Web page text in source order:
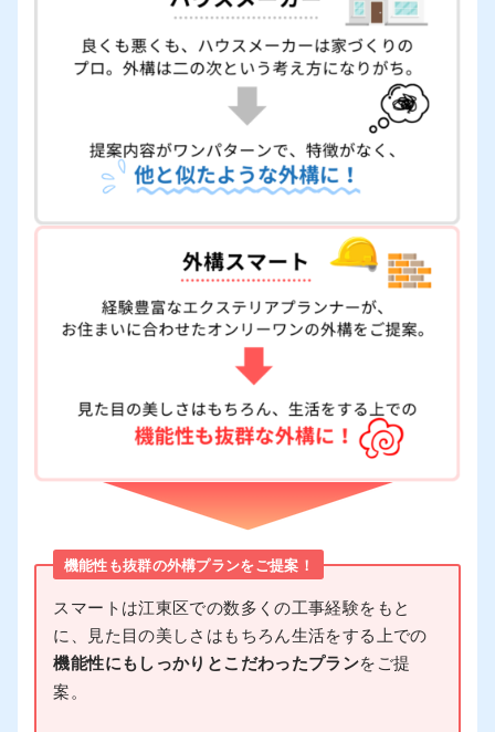
機能性も抜群の外構プランをご提案！
スマートは江東区での数多くの工事経験をもと
に、見た目の美しさはもちろん生活をする上での
機能性にもしっかりとこだわったプランをご提
案。